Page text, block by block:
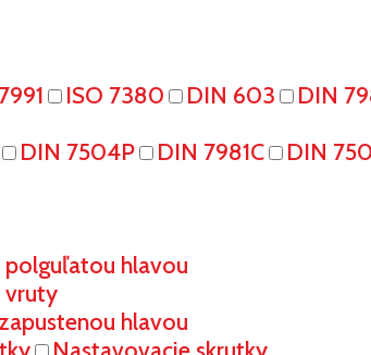
ISO 7380 DIN 603 DIN
DIN 7504P DIN 7981C DIN
polguľatou hlavou
vruty
hlavou
Nastavovacie skrutky